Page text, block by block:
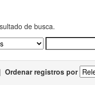
de busca.
| Ordenar registros por